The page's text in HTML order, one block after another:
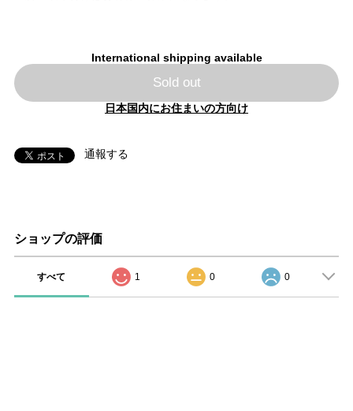
International shipping available
Sold out
日本国内にお住まいの方向け
通報する
ショップの評価
すべて 1 0 0